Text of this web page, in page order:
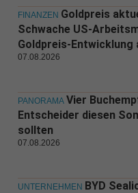
FINANZEN Goldpreis
Schwache US-
Goldpreis-Entwicklung
07.08.2026
PANORAMA Vier
Entscheider diesen
sollten
07.08.2026
UNTERNEHMEN BYD